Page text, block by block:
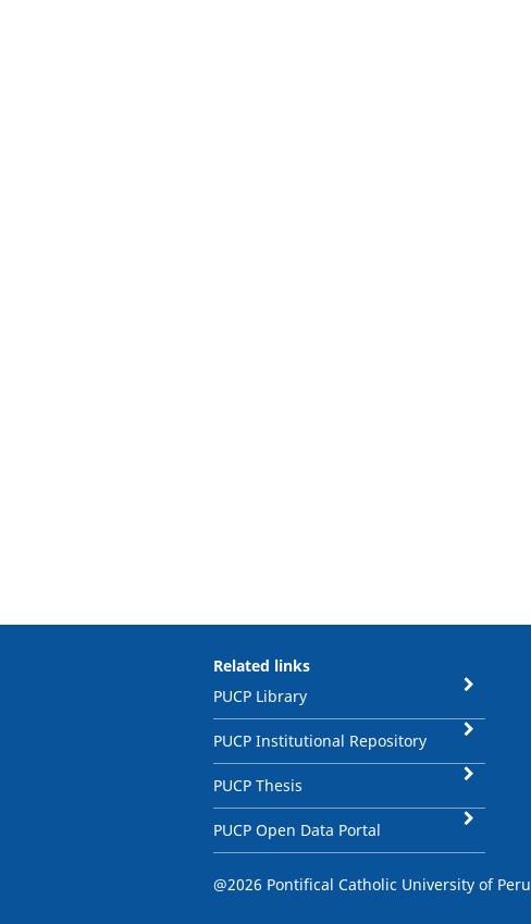
Related links
PUCP Library
PUCP Institutional Repository
PUCP Thesis
PUCP Open Data Portal
@2026 Pontifical Catholic University of Peru